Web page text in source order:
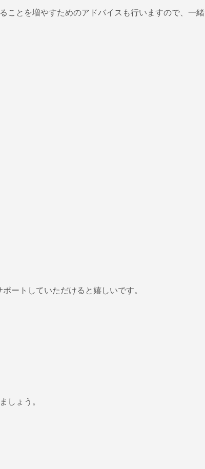
ことを増やすためのアドバイスも行いますので、一緒
ートしていただけると嬉しいです。
しょう。